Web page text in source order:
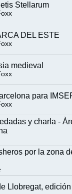
Stellarum
DEL ESTE
medieval
para
y charla -
por la zona
Llobregat,